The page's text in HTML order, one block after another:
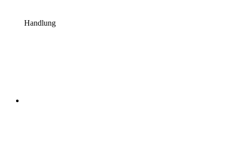
Handlung